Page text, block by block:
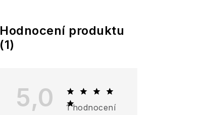
Hodnocení produktu
(1)
5,0 1 hodnocení
V
ý